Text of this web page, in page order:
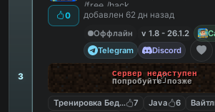
3
0
/free /hack
добавлен 62 дн назад
Оффлайн
v 1.8 - 26.1.2
Telegram
Discord
Сервер недоступен
Попробуйте позже
Тренировка Бед Варс
7 Java 6